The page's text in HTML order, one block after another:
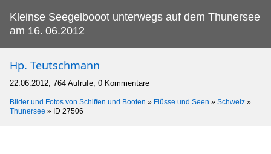
Kleinse Seegelbooot unterwegs auf dem Thunersee
am 16. 06.2012
Hp. Teutschmann
22.06.2012, 764 Aufrufe, 0 Kommentare
Bilder und Fotos von Schiffen und Booten » Flüsse und Seen » Schweiz »
Thunersee » ID 27506